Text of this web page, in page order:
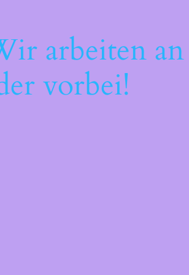
arbeiten
vorbei!